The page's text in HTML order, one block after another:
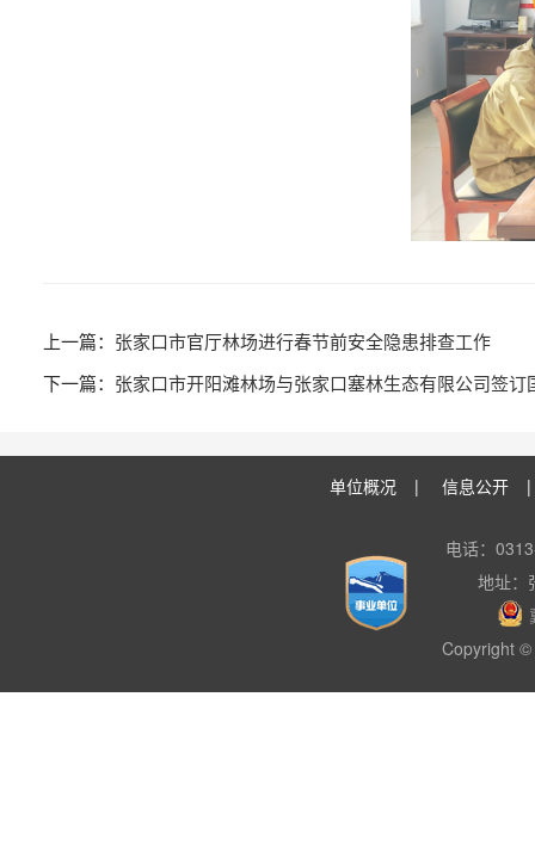
张家口市官厅林场进行春节前安全隐患排查工作
张家口市开阳滩林场与张家口塞林生态有限公司签
单位概况 | 信息公开 |
电话：
地址：
Copyright ©